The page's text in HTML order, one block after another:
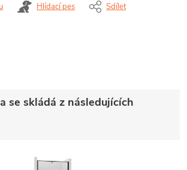
Hlídací pes Sdílet
se skládá z následujících